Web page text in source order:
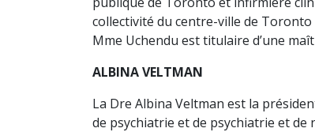
collectivité du centre-ville de
Mme Uchendu est titulaire d’une
ALBINA VELTMAN
La Dre Albina Veltman est la
de psychiatrie et de psychiatrie et de